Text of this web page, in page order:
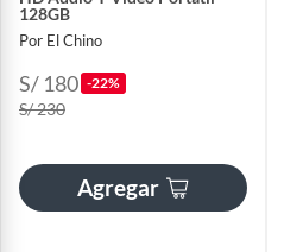
128GB
Por El Chino
S/ 180 -22%
S/ 230
Agregar